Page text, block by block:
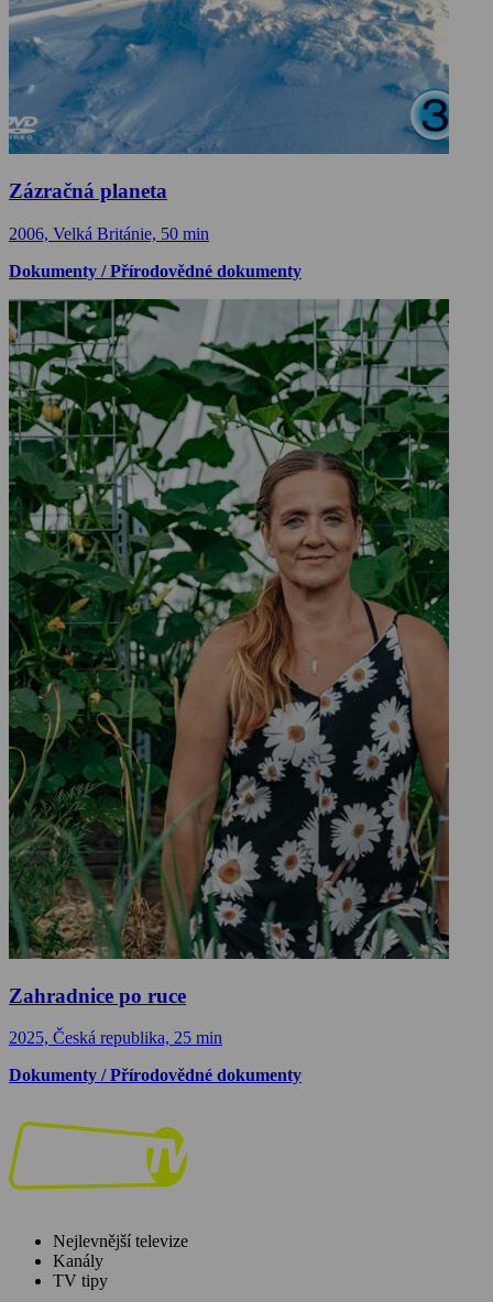
Zázračná planeta
2006, Velká Británie, 50 min
Dokumenty / Přírodovědné dokumenty
Zahradnice po ruce
2025, Česká republika, 25 min
Dokumenty / Přírodovědné dokumenty
Nejlevnější televize
Kanály
TV tipy